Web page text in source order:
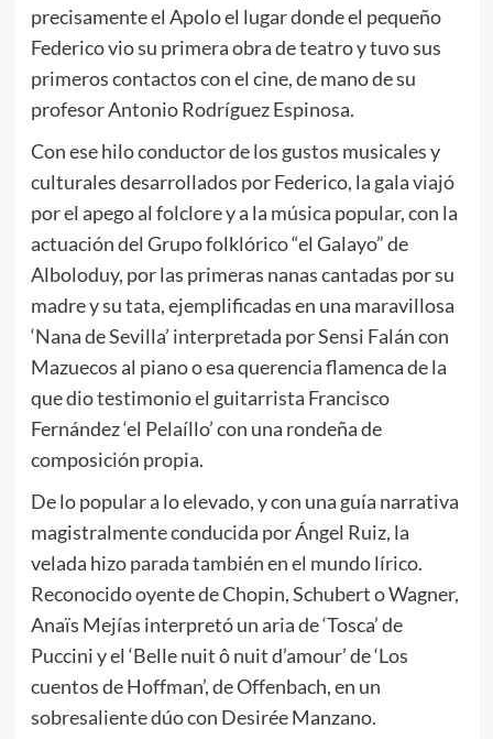
precisamente el Apolo el lugar donde el pequeño
Federico vio su primera obra de teatro y tuvo sus
primeros contactos con el cine, de mano de su
profesor Antonio Rodríguez Espinosa.
Con ese hilo conductor de los gustos musicales y
culturales desarrollados por Federico, la gala viajó
por el apego al folclore y a la música popular, con la
actuación del Grupo folklórico “el Galayo” de
Alboloduy, por las primeras nanas cantadas por su
madre y su tata, ejemplificadas en una maravillosa
‘Nana de Sevilla’ interpretada por Sensi Falán con
Mazuecos al piano o esa querencia flamenca de la
que dio testimonio el guitarrista Francisco
Fernández ‘el Pelaíllo’ con una rondeña de
composición propia.
De lo popular a lo elevado, y con una guía narrativa
magistralmente conducida por Ángel Ruiz, la
velada hizo parada también en el mundo lírico.
Reconocido oyente de Chopin, Schubert o Wagner,
Anaïs Mejías interpretó un aria de ‘Tosca’ de
Puccini y el ‘Belle nuit ô nuit d’amour’ de ‘Los
cuentos de Hoffman’, de Offenbach, en un
sobresaliente dúo con Desirée Manzano.